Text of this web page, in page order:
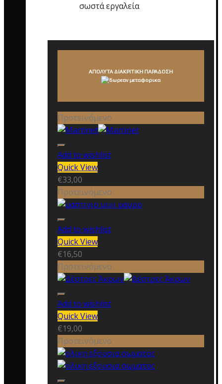
σωστά εργαλεία
ΑΠΟΛΥΤΑ ΔΙΑΚΡΙΤΙΚΗ ΠΑΡΑΔΟΣΗ
Προτεινόμενο
Add to wishlist
Quick View
€33,00
Προτεινόμενο
Add to wishlist
Quick View
€16,50
Προτεινόμενο
Add to wishlist
Quick View
€19,00
Προτεινόμενο